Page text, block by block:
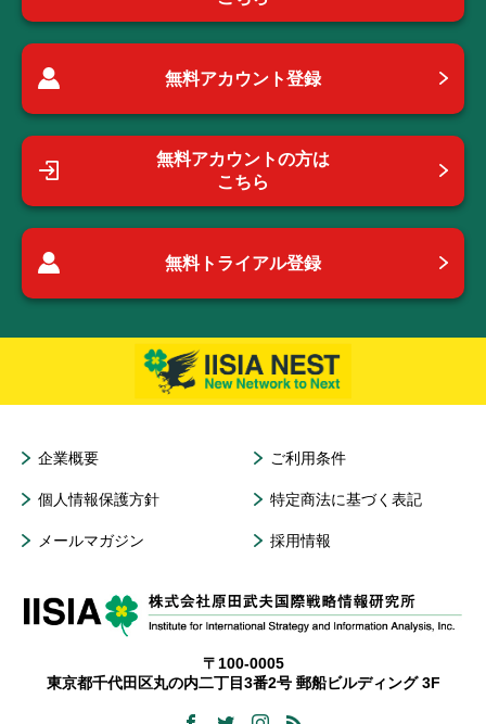
無料アカウント登録
無料アカウントの方は
こちら
無料トライアル登録
企業概要 ご利用条件
個人情報保護方針 特定商法に基づく表記
メールマガジン 採用情報
〒100-0005
東京都千代田区丸の内二丁目3番2号 郵船ビルディング 3F